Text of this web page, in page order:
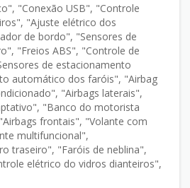
"Conexão USB", "Controle
"Ajuste elétrico dos
de bordo", "Sensores de
"Freios ABS", "Controle de
de estacionamento
automático dos faróis", "Airbag
"Airbags laterais",
"Banco do motorista
frontais", "Volante com
multifuncional",
traseiro", "Faróis de neblina",
elétrico do vidros dianteiros",